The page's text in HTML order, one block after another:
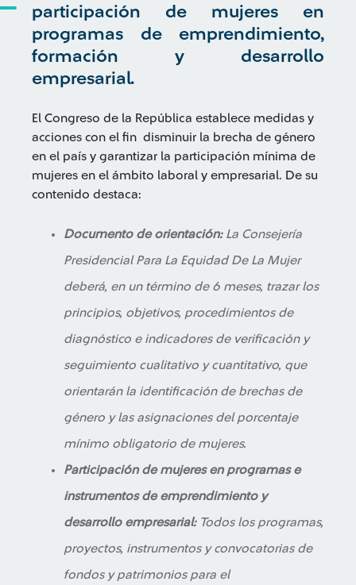
participación de mujeres en
programas de emprendimiento,
formación y desarrollo
empresarial.
El Congreso de la República establece medidas y
acciones con el fin disminuir la brecha de género
en el país y garantizar la participación mínima de
mujeres en el ámbito laboral y empresarial. De su
contenido destaca:
Documento de orientación:La Consejería
Presidencial Para La Equidad De La Mujer
deberá, en un término de 6 meses, trazar los
principios, objetivos, procedimientos de
diagnóstico e indicadores de verificación y
seguimiento cualitativo y cuantitativo, que
orientarán la identificación de brechas de
género y las asignaciones del porcentaje
mínimo obligatorio de mujeres.
Participación de mujeres en programas e
instrumentos de emprendimiento y
desarrollo empresarial:Todos los programas,
proyectos, instrumentos y convocatorias de
fondos y patrimonios para el